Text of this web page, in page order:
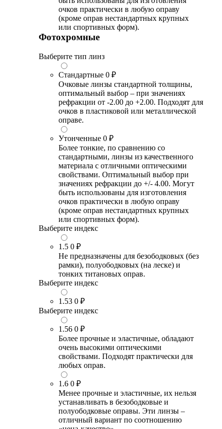
очков практически в любую оправу
(кроме оправ нестандартных крупных
или спортивных форм).
Фотохромные
Выберите тип линз
Стандартные 0 ₽
Очковые линзы стандартной толщины,
оптимальный выбор – при значениях
рефракции от -2.00 до +2.00. Подходят для
очков в пластиковой или металлической
оправе.
Утонченные 0 ₽
Более тонкие, по сравнению со
стандартными, линзы из качественного
материала с отличными оптическими
свойствами. Оптимальный выбор при
значениях рефракции до +/- 4.00. Могут
быть использованы для изготовления
очков практически в любую оправу
(кроме оправ нестандартных крупных
или спортивных форм).
Выберите индекс
1.5 0 ₽
Не предназначены для безободковых (без
рамки), полуободковых (на леске) и
тонких титановых оправ.
Выберите индекс
1.53 0 ₽
Выберите индекс
1.56 0 ₽
Более прочные и эластичные, обладают
очень высокими оптическими
свойствами. Подходят практически для
любых оправ.
1.6 0 ₽
Менее прочные и эластичные, их нельзя
устанавливать в безободковые и
полуободковые оправы. Эти линзы –
отличный вариант по соотношению